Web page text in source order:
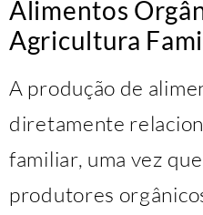
Alimentos
Agricultura
A produção de
diretamente
familiar, uma vez
produtores